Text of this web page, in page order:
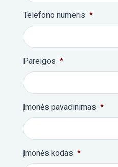
Telefono numeris *
Pareigos *
Įmonės pavadinimas *
Įmonės kodas *